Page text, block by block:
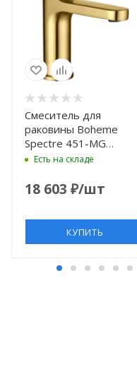
Смеситель для
раковины Boheme
Spectre 451-MG
золотой матовый
Есть на складе
18 603 ₽/шт
КУПИТЬ